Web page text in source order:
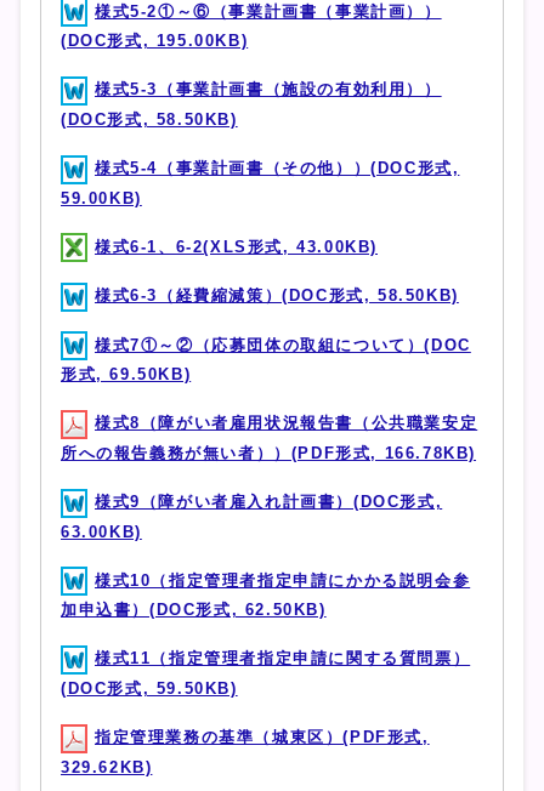
様式5-2①～⑥（事業計画書（事業計画））
(DOC形式, 195.00KB)
様式5-3（事業計画書（施設の有効利用））
(DOC形式, 58.50KB)
様式5-4（事業計画書（その他））(DOC形式,
59.00KB)
様式6-1、6-2(XLS形式, 43.00KB)
様式6-3（経費縮減策）(DOC形式, 58.50KB)
様式7①～②（応募団体の取組について）(DOC
形式, 69.50KB)
様式8（障がい者雇用状況報告書（公共職業安定
所への報告義務が無い者））(PDF形式, 166.78KB)
様式9（障がい者雇入れ計画書）(DOC形式,
63.00KB)
様式10（指定管理者指定申請にかかる説明会参
加申込書）(DOC形式, 62.50KB)
様式11（指定管理者指定申請に関する質問票）
(DOC形式, 59.50KB)
指定管理業務の基準（城東区）(PDF形式,
329.62KB)